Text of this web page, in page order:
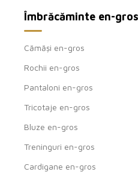
Îmbrăcăminte en-gros
Cămăși en-gros
Rochii en-gros
Pantaloni en-gros
Tricotaje en-gros
Bluze en-gros
Treninguri en-gros
Cardigane en-gros